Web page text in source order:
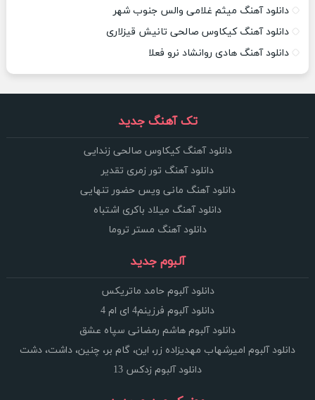
دانلود آهنگ میثم غلامی والس جنوب شهر
دانلود آهنگ کیکاوس صالحی تانیش قیزلاری
دانلود آهنگ هادی روانشاد نرو فعلا
تک آهنگ جدید
دانلود آهنگ کیکاوس صالحی زندایی
دانلود آهنگ تور زمری تقدیر
دانلود آهنگ مانی ویس حضور تنهایی
دانلود آهنگ میلاد باکری اشتباه
دانلود آهنگ مستر تروما
آلبوم جدید
دانلود آلبوم حامد ماتریکس
دانلود آلبوم فرزینم4 ای ام 4
دانلود آلبوم هاشم رمضانی سپاه عشق
دانلود آلبوم امیرشهاب مهدیزاده زر، این، گام بر، چنین، داشت، دشت
دانلود آلبوم زدکس 13